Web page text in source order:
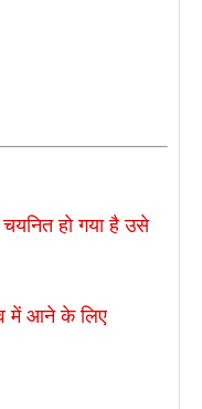
हो गया है उसे
में आने के लिए